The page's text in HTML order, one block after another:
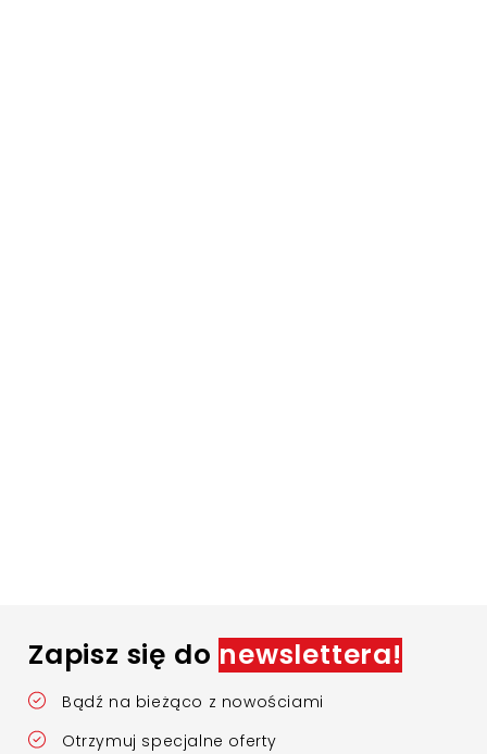
Zapisz się do newslettera!
Bądź na bieżąco z nowościami
Otrzymuj specjalne oferty